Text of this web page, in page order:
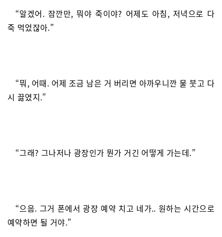
“알겠어. 잠깐만, 뭐야 죽이야? 어제도 아침, 저녁으로 다
죽 먹었잖아.”
“뭐, 어때. 어제 조금 남은 거 버리면 아까우니깐 물 붓고 다
시 끓였지.”
“그래? 그나저나 광장인가 뭔가 거긴 어떻게 가는데.”
“으음. 그거 폰에서 광장 예약 치고 네가.. 원하는 시간으로
예약하면 될 거야.”